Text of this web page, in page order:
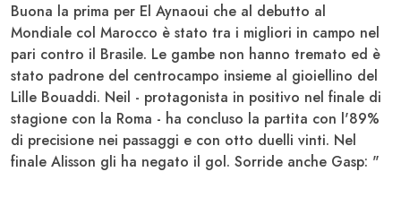
Buona la prima per El Aynaoui che al debutto al
Mondiale col Marocco è stato tra i migliori in campo nel
pari contro il Brasile. Le gambe non hanno tremato ed è
stato padrone del centrocampo insieme al gioiellino del
Lille Bouaddi. Neil - protagonista in positivo nel finale di
stagione con la Roma - ha concluso la partita con l'89%
di precisione nei passaggi e con otto duelli vinti. Nel
finale Alisson gli ha negato il gol. Sorride anche Gasp: "